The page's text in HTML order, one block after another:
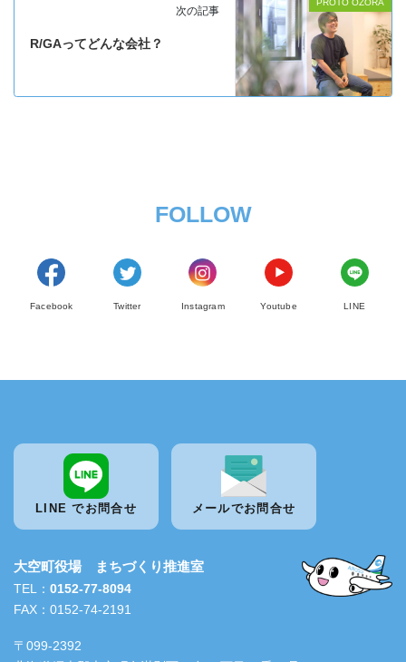
次の記事
R/GAってどんな会社？
FOLLOW
Facebook Twitter Instagram Youtube LINE
LINE でお問合せ メールでお問合せ
大空町役場 まちづくり推進室
TEL： 0152-77-8094
FAX：0152-74-2191
〒099-2392